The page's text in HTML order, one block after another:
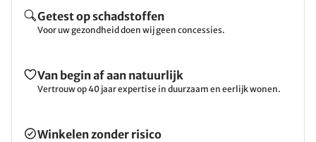
Getest op schadstoffen
Voor uw gezondheid doen wij geen concessies.
Van begin af aan natuurlijk
Vertrouw op 40 jaar expertise in duurzaam en eerlijk wonen.
Winkelen zonder risico